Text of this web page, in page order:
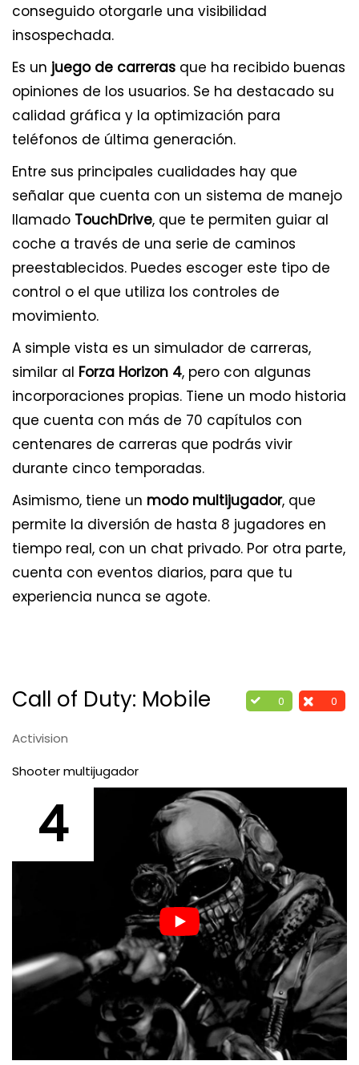
conseguido otorgarle una visibilidad
insospechada.
Es un juego de carreras que ha recibido buenas
opiniones de los usuarios. Se ha destacado su
calidad gráfica y la optimización para
teléfonos de última generación.
Entre sus principales cualidades hay que
señalar que cuenta con un sistema de manejo
llamado TouchDrive, que te permiten guiar al
coche a través de una serie de caminos
preestablecidos. Puedes escoger este tipo de
control o el que utiliza los controles de
movimiento.
A simple vista es un simulador de carreras,
similar al Forza Horizon 4, pero con algunas
incorporaciones propias. Tiene un modo historia
que cuenta con más de 70 capítulos con
centenares de carreras que podrás vivir
durante cinco temporadas.
Asimismo, tiene un modo multijugador, que
permite la diversión de hasta 8 jugadores en
tiempo real, con un chat privado. Por otra parte,
cuenta con eventos diarios, para que tu
experiencia nunca se agote.
0 0
Call of Duty: Mobile
Activision
Shooter multijugador
4